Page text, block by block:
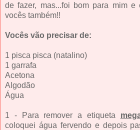
de fazer, mas...foi bom para mim e
vocês também!!
Vocês vão precisar de:
1 pisca pisca (natalino)
1 garrafa
Acetona
Algodão
Água
1 - Para remover a etiqueta
coloquei água fervendo e depois